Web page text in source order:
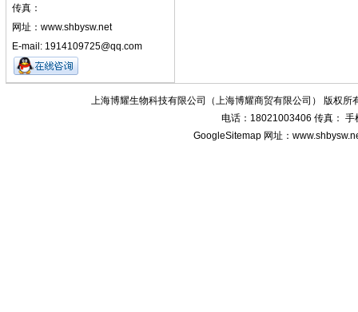
传真：
网址：www.shbysw.net
E-mail: 1914109725@qq.com
上海博耀生物科技有限公司（上海博耀商贸有限公司） 版权所
电话：18021003406 传真： 手
GoogleSitemap 网址：